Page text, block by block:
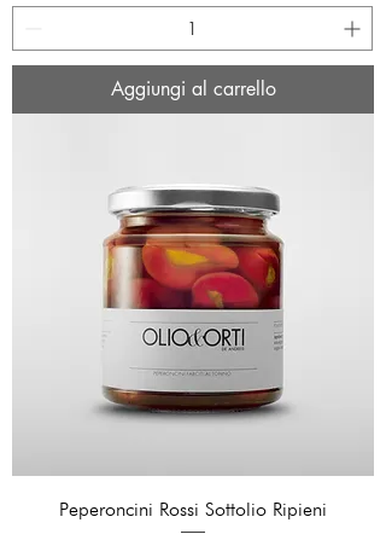
Aggiungi al carrello
Peperoncini Rossi Sottolio Ripieni